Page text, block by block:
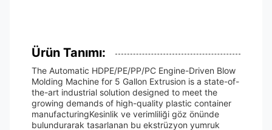
Ürün Tanımı:
The Automatic HDPE/PE/PP/PC Engine-Driven Blow
Molding Machine for 5 Gallon Extrusion is a state-of-
the-art industrial solution designed to meet the
growing demands of high-quality plastic container
manufacturingKesinlik ve verimliliği göz önünde
bulundurarak tasarlanan bu ekstrüzyon yumruk